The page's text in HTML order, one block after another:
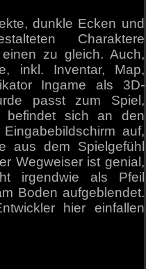
dunkle Ecken und
Charaktere
zu gleich. Auch,
inkl. Inventar, Map,
Ingame als 3D-
passt zum Spiel,
befindet sich an den
auf,
aus dem Spielgefühl
Wegweiser ist genial,
irgendwie als Pfeil
Boden aufgeblendet.
hier einfallen